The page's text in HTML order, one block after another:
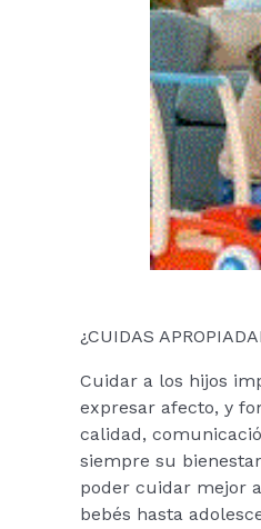
¿CUIDAS
Cuidar a los hijos
expresar afecto, y
calidad,
siempre su
poder cuidar mejor
bebés hasta